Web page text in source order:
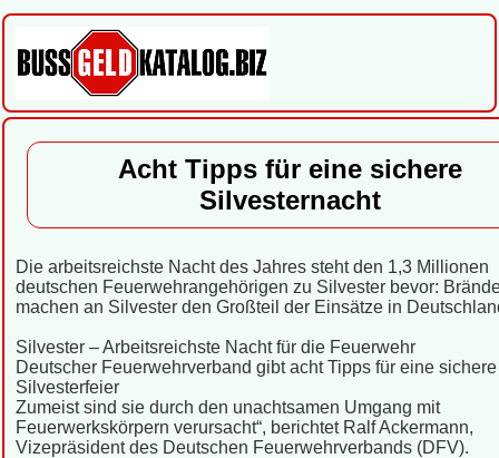
Acht Tipps für eine sichere
Silvesternacht
Die arbeitsreichste Nacht des Jahres steht den 1,3 Millionen
deutschen Feuerwehrangehörigen zu Silvester bevor:
machen an Silvester den Großteil der Einsätze in
Silvester – Arbeitsreichste Nacht für die Feuerwehr
Deutscher Feuerwehrverband gibt acht Tipps für eine sichere
Silvesterfeier
Zumeist sind sie durch den unachtsamen Umgang mit
Feuerwerkskörpern verursacht“, berichtet Ralf Ackermann,
Vizepräsident des Deutschen Feuerwehrverbands (DFV).